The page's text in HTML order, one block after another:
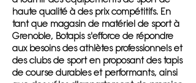
haute qualité à des prix compétitifs. En
tant que magasin de matériel de sport à
Grenoble, Botapis s'efforce de répondre
aux besoins des athlètes professionnels et
des clubs de sport en proposant des tapis
de course durables et performants, ainsi